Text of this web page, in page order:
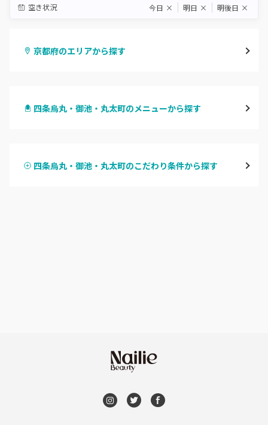
空き状況 今日 × 明日 × 明後日 ×
京都府のエリアから探す
四条河原町・河原町三条
長岡京市・向日市・八幡
四条烏丸・御池・丸太町のメニューから探す
ハンドスカルプ
四条烏丸・御池・丸太町のこだわり条件から探す